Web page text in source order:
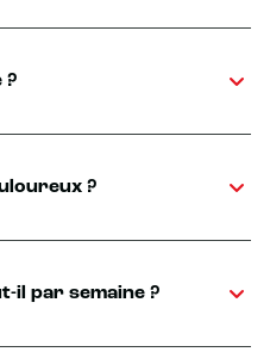
?
?
il par semaine ?